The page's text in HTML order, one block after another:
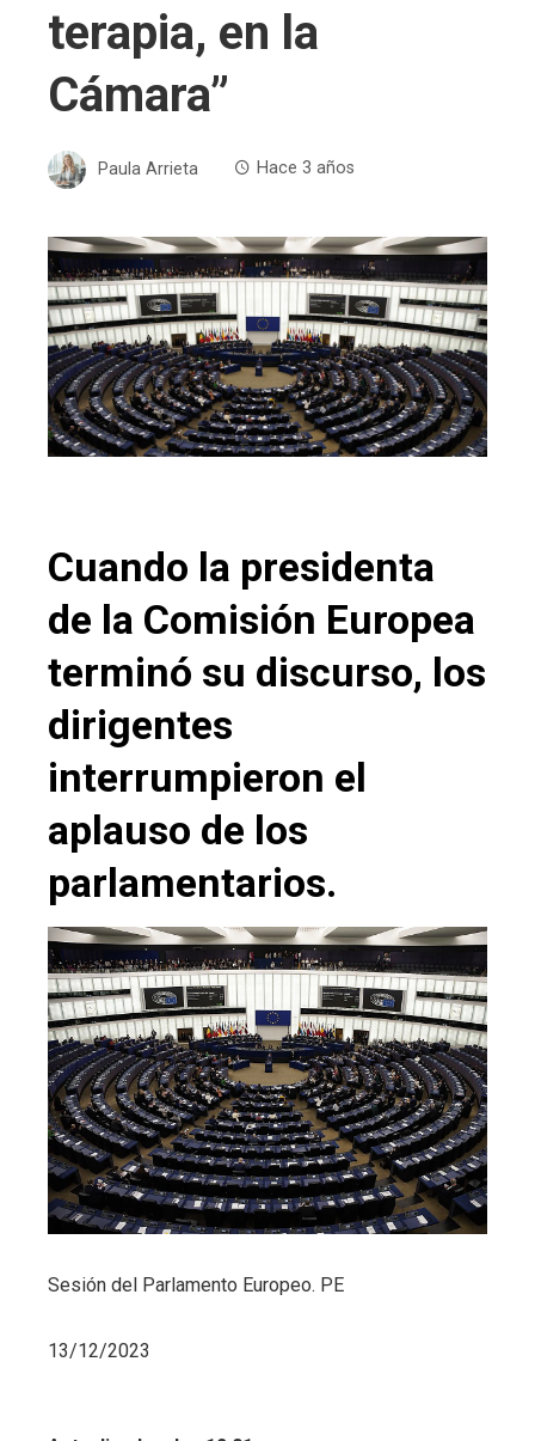
terapia, en la
Cámara”
Paula Arrieta Hace 3 años
Cuando la presidenta
de la Comisión Europea
terminó su discurso, los
dirigentes
interrumpieron el
aplauso de los
parlamentarios.
Sesión del Parlamento Europeo. PE
13/12/2023